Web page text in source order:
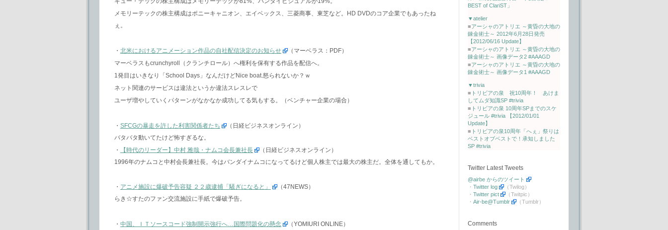
メモリーテックの株主構成はポニーキャニオン、エイベックス、三菱商事、東芝など。HD DVDのコア企業でもあったね
ぇ。
・ 北米におけるアニメーション作品の自社配信決定のお知らせ
（マーベラス：PDF）
マーベラスもcrunchyroll（クランチロール）へ権利を保有する作品を配信へ。
1発目はいきなり「School Days」なんだけどNice boat.怒られないか？ｗ
ネット関連のサービスは違法というか違法スレスレで
ユーザ増やしていくパターンがなかなか成功してる気もする。（ベンチャー企業の場合）
・ SFCGの暴走を許した利害関係者たち
（日経ビジネスオンライン）
バタバタ動いてたけど怖すぎるな。
・
【時代のリーダー】中村 雅哉・ナムコ会長兼社長
（日経ビジネスオンライン）
1996年のナムコと中村会長兼社長。今はバンダイナムコになってるけど個人株主では最大の株主だ。全体を通してもか。
・ アニメ施設に爆破予告容疑 ２２歳逮捕「騒ぎになると」
（47NEWS）
らき☆すたのファン交流施設に手紙で爆破予告。
・ 中国、ＩＴソースコード強制開示強行へ…国際問題化の懸念
（YOMIURI ONLINE）
BEST of ClariST」
▼atelier
■アーシャのアトリエ ～黄昏の大地の
錬金術士～ 2012年6月28日発売
【2012/06/16 Update】
■アーシャのアトリエ ～黄昏の大地の
錬金術士～ 画像データ2 #AAAGD
■アーシャのアトリエ ～黄昏の大地の
錬金術士～ 画像データ1 #AAAGD
▼trivia
■ トリビアの泉 祝10周年！ あけま
してムダ知識SP #trivia
■ トリビアの泉 10周年SPまでのスケ
ジュール #trivia 【2012/01/01
Update】
■ トリビアの泉10周年「へぇ」祭りは
ベストオブベストで！承知しました
SP #trivia
Twitter Latest Tweets
@airbe からのツイート
・ Twitter log
（Twilog）
・ Twitter pict
（Twitpic）
・ Air-be@Tumblr （Tumblr）
Comments